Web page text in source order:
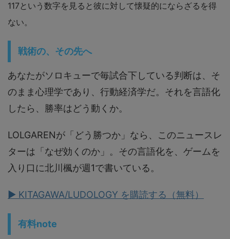
117という数字を見ると彼に対して懐疑的にならざるを得
ない。
戦術の、その先へ
あなたがソロキューで毎試合下している判断は、そ
のまま心理学であり、行動経済学だ。それを言語化
したら、勝率はどう動くか。
LOLGARENが「どう勝つか」なら、このニュースレ
ターは「なぜ効くのか」。その言語化を、ゲームを
入り口に北川楓が週1で書いている。
▶ KITAGAWA/LUDOLOGY を購読する（無料）
有料note